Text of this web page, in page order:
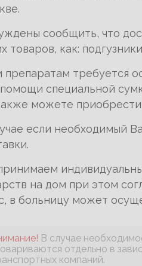
сообщить, что
товаров, как:
препаратам требуется
специальной
можете приобрести
если необходимый
на дом при этом
в больницу может
В случае
отдельно в
компаний.